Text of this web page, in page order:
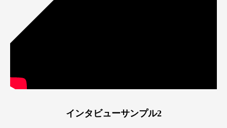
インタビューサンプル2